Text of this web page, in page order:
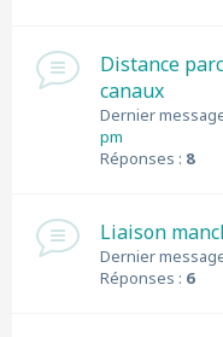
Distance
canaux
Dernier
pm
Réponses : 8
Liaison
Dernier
Réponses : 6